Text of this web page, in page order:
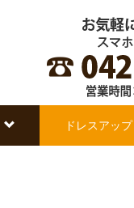
ドレスアップ